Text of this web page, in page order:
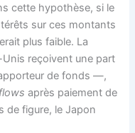
cette hypothèse, si le
sur ces montants
plus faible. La
reçoivent une part
de fonds —,
après paiement de
de figure, le Japon